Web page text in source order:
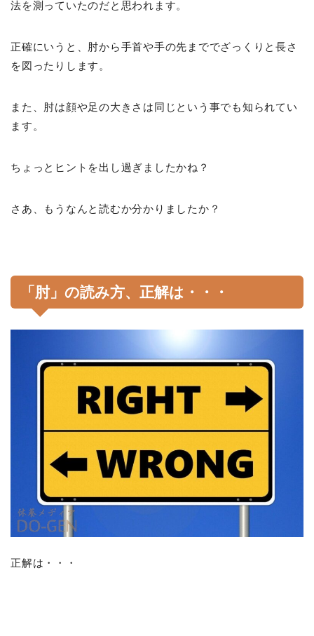
法を測っていたのだと思われます。
正確にいうと、肘から手首や手の先まででざっくりと長さ
を図ったりします。
また、肘は顔や足の大きさは同じという事でも知られてい
ます。
ちょっとヒントを出し過ぎましたかね？
さあ、もうなんと読むか分かりましたか？
「肘」の読み方、正解は・・・
正解は・・・